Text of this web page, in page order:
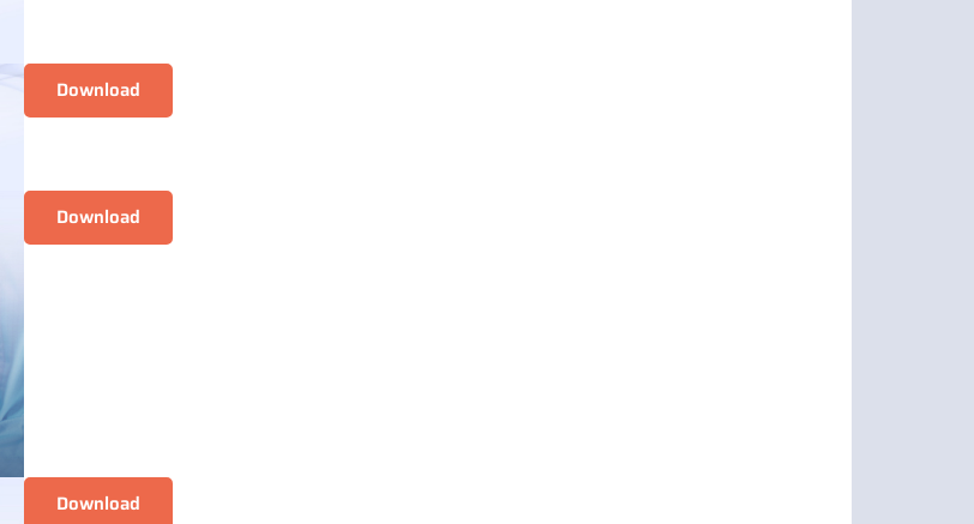
Download
Download
Download